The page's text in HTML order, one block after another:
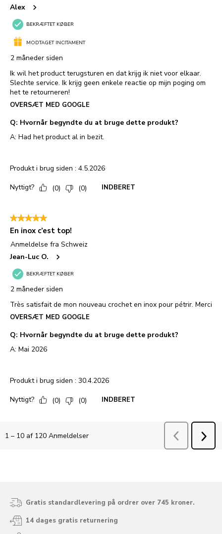
Gratis standardlevering på ordrer over 745 kroner.
14 dages gratis returnering